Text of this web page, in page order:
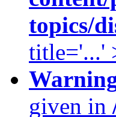
topics/
title='...'
given in